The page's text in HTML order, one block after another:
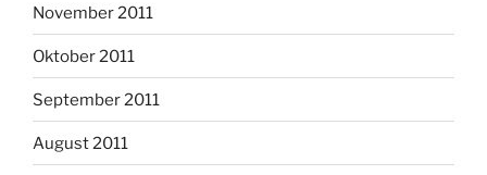
November 2011
Oktober 2011
September 2011
August 2011